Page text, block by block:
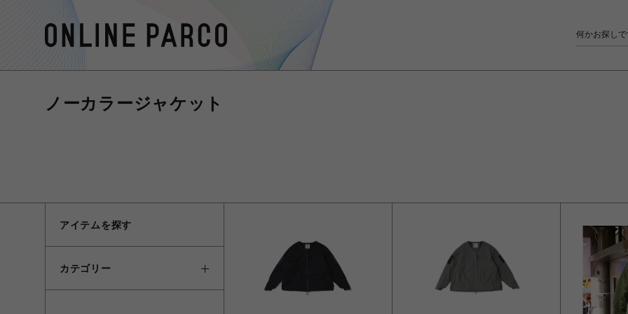
ノーカラージャケット
アイテムを探す
カテゴリー